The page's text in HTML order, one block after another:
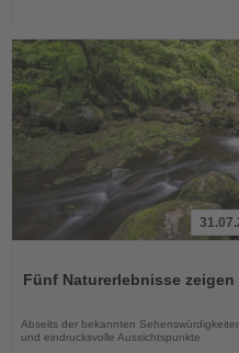
dieFünf Naturerlebnisse
Abseits der bekannten
und eindrucksvolle Aussichtspunkte